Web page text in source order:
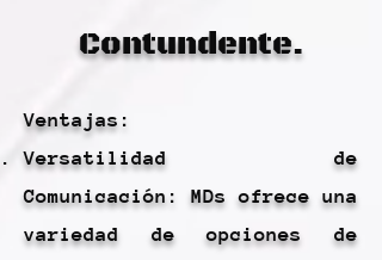
Contundente.
Ventajas:
Versatilidad de
Comunicación: MDs ofrece una
variedad de opciones de